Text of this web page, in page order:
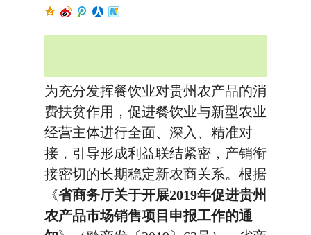
为充分发挥餐饮业对贵州农产品的消
费扶贫作用，促进餐饮业与新型农业
经营主体进行全面、深入、精准对
接，引导形成利益联结紧密，产销衔
接密切的长期稳定新农商关系。根据
《省商务厅关于开展2019年促进贵州
农产品市场销售项目申报工作的通